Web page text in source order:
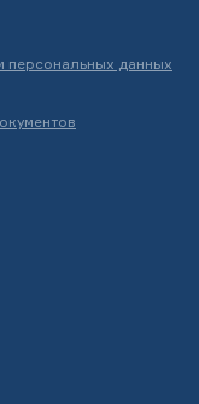
персональных данных